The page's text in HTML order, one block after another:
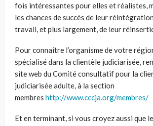
fois intéressantes pour elles et réalistes,
les chances de succès de leur
travail, et plus largement, de leur
Pour connaître l’organisme de votre
spécialisé dans la clientèle judiciarisée,
site web du Comité consultatif pour la
judiciarisée adulte, à la section
membres http://www.cccja.org/membres/
Et en terminant, si vous croyez aussi que